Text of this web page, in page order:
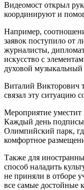
Видеомост открыл
координируют и
Например,
заявок поступило от
журналисты,
искусство с
духовой
Виталий Викторович
связал эту ситуацию
Мероприятие уместит
Каждый день
Олимпийский парк,
комфортное
Также для
способ наладить
не приняли в отборе
все самые достойные